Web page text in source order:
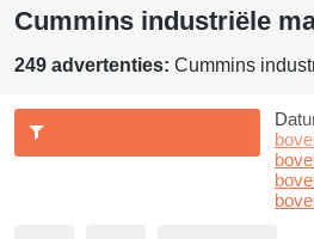
Cummins industriële
249 advertenties: Cummins